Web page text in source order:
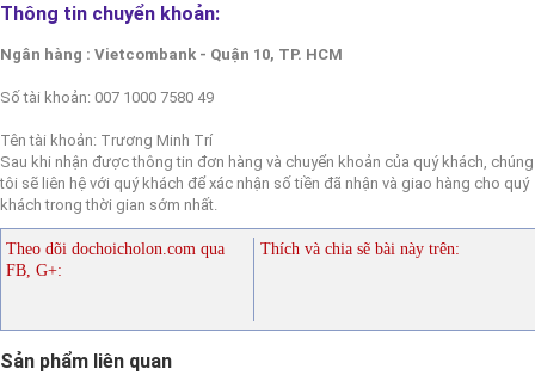
Thông tin chuyển khoản:
Ngân hàng : Vietcombank - Quận 10, TP. HCM
Số tài khoản: 007 1000 7580 49
Tên tài khoản: Trương Minh Trí
Sau khi nhận được thông tin đơn hàng và chuyển khoản của quý khách, chúng
tôi sẽ liên hệ với quý khách để xác nhận số tiền đã nhận và giao hàng cho quý
khách trong thời gian sớm nhất.
Theo dõi dochoicholon.com qua
FB, G+:
Thích và chia sẽ bài này trên:
Sản phẩm liên quan